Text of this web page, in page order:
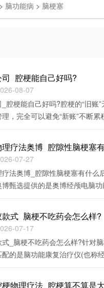
> 脑功能病 > 脑梗塞
_腔梗能自己好吗?
08-07
腔梗能自己好吗?腔梗的“旧账”
，完全可以避免“新账”不断累
疗法奥博_腔隙性脑梗塞
07-27
法奥博_腔隙性脑梗塞有什么
甄选提供的是奥博经颅电脑
式_脑梗不吃药会怎么样?
07-17
_脑梗不吃药会怎么样?针对
的是脑功能康复治疗仪(也称
物理疗法_腔梗算不算是